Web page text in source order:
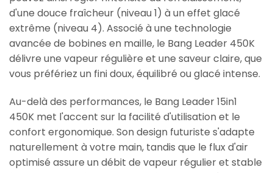
d'une douce fraîcheur (niveau 1) à un effet glacé
extrême (niveau 4). Associé à une technologie
avancée de bobines en maille, le Bang Leader 450K
délivre une vapeur régulière et une saveur claire, que
vous préfériez un fini doux, équilibré ou glacé intense.
Au-delà des performances, le Bang Leader 15in1
450K met l'accent sur la facilité d'utilisation et le
confort ergonomique. Son design futuriste s'adapte
naturellement à votre main, tandis que le flux d'air
optimisé assure un débit de vapeur régulier et stable